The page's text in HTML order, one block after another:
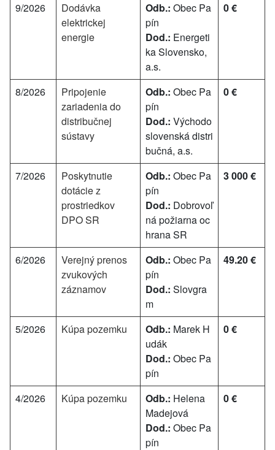
9/2026
Dodávka
elektrickej
energie
Odb.: Obec Pa
pín
Dod.: Energeti
ka Slovensko,
a.s.
0 €
8/2026
Pripojenie
zariadenia do
distribučnej
sústavy
Odb.: Obec Pa
pín
Dod.: Východo
slovenská distri
bučná, a.s.
0 €
7/2026
Poskytnutie
dotácie z
prostriedkov
DPO SR
Odb.: Obec Pa
pín
Dod.: Dobrovoľ
ná požiarna oc
hrana SR
3 000 €
6/2026
Verejný prenos
zvukových
záznamov
Odb.: Obec Pa
pín
Dod.: Slovgra
m
49.20 €
5/2026 Kúpa pozemku Odb.: Marek H
udák
Dod.: Obec Pa
pín
0 €
4/2026 Kúpa pozemku Odb.: Helena
Madejová
Dod.: Obec Pa
pín
0 €